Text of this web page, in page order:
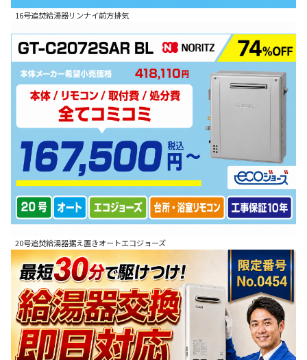
16号追焚給湯器リンナイ前方排気
20号追焚給湯器据え置きオートエコジョーズ